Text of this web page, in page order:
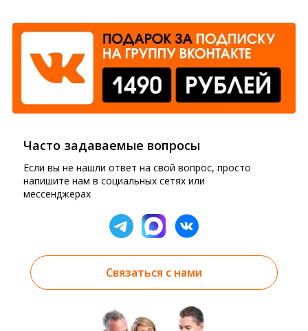
Часто задаваемые вопросы
Если вы не нашли ответ на свой вопрос, просто
напишите нам в социальных сетях или
мессенджерах
Связаться с нами